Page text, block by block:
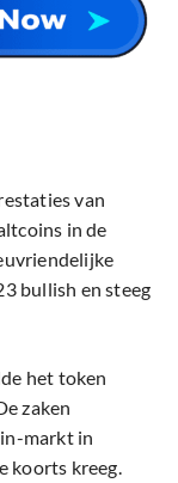
van
in de
bullish en steeg
het token
zaken
markt in
koorts kreeg.